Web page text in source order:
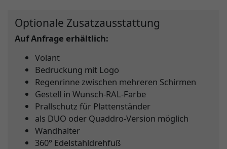
Optionale Zusatzausstattung
Auf Anfrage erhältlich:
Volant
Bedruckung mit Logo
Regenrinne zwischen mehreren Schirmen
Gestell in Wunsch-RAL-Farbe
Prallschutz für Plattenständer
als DUO oder Quaddro-Version möglich
Wandhalter
360° Edelstahldrehfuß